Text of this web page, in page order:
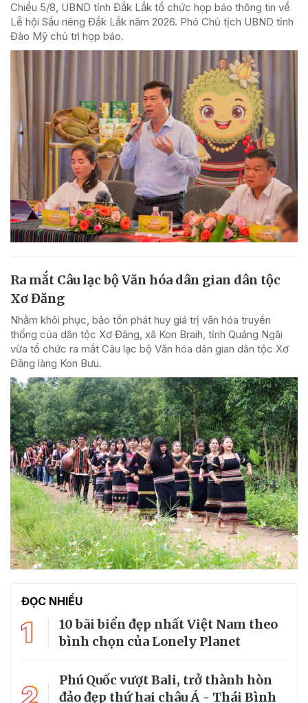
Chiều 5/8, UBND tỉnh Đắk Lắk tổ chức họp báo thông tin về
Lễ hội Sầu riêng Đắk Lắk năm 2026. Phó Chủ tịch UBND tỉnh
Đào Mỹ chủ trì họp báo.
Ra mắt Câu lạc bộ Văn hóa dân gian dân tộc
Xơ Đăng
Nhằm khôi phục, bảo tồn phát huy giá trị văn hóa truyền
thống của dân tộc Xơ Đăng, xã Kon Braih, tỉnh Quảng Ngãi
vừa tổ chức ra mắt Câu lạc bộ Văn hóa dân gian dân tộc Xơ
Đăng làng Kon Bưu.
ĐỌC NHIỀU
1
10 bãi biển đẹp nhất Việt Nam theo
bình chọn của Lonely Planet
Phú Quốc vượt Bali, trở thành hòn
đảo đẹp thứ hai châu Á - Thái Bình